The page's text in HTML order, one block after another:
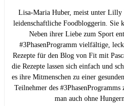
Lisa-Maria Huber, meist unter Lilly
leidenschaftliche Foodbloggerin. Sie
Neben ihrer Liebe zum Sport
#3PhasenProgramm vielfältige,
Rezepte für den Blog von Fit mit
die Rezepte lassen sich einfach und
es ihre Mitmenschen zu einer
Teilnehmer des #3PhasenProgramms
man auch ohne